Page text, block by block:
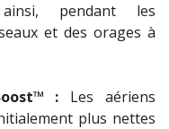
pendant les
et des orages à
: Les aériens
plus nettes